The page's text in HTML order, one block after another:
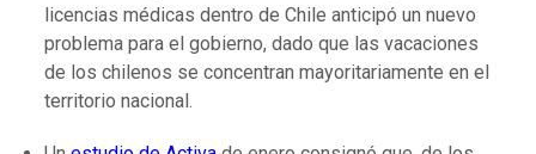
licencias médicas dentro de Chile anticipó un nuevo
problema para el gobierno, dado que las vacaciones
de los chilenos se concentran mayoritariamente en el
territorio nacional.